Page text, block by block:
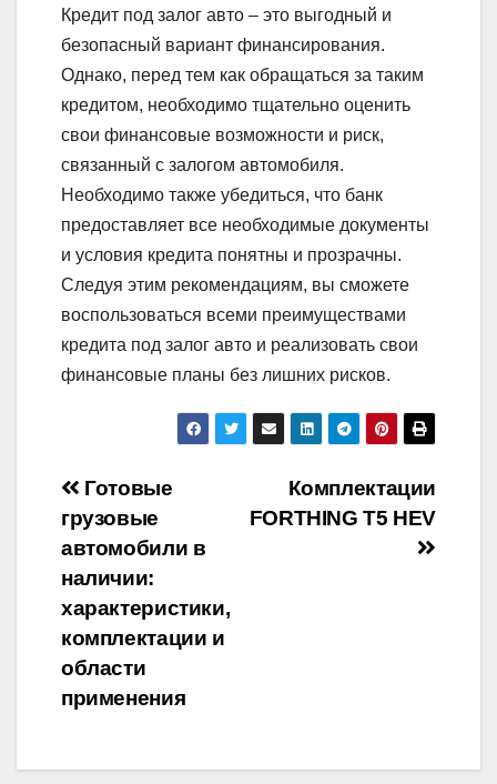
Кредит под залог авто – это выгодный и
безопасный вариант финансирования.
Однако, перед тем как обращаться за таким
кредитом, необходимо тщательно оценить
свои финансовые возможности и риск,
связанный с залогом автомобиля.
Необходимо также убедиться, что банк
предоставляет все необходимые документы
и условия кредита понятны и прозрачны.
Следуя этим рекомендациям, вы сможете
воспользоваться всеми преимуществами
кредита под залог авто и реализовать свои
финансовые планы без лишних рисков.
Навигация
по
записям
Комплектации
FORTHING T5 HEV
Готовые
грузовые
автомобили в
наличии:
характеристики,
комплектации и
области
применения